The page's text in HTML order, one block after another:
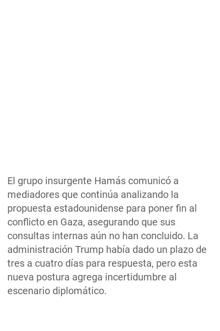
El grupo insurgente Hamás comunicó a
mediadores que continúa analizando la
propuesta estadounidense para poner fin al
conflicto en Gaza, asegurando que sus
consultas internas aún no han concluido. La
administración Trump había dado un plazo de
tres a cuatro días para respuesta, pero esta
nueva postura agrega incertidumbre al
escenario diplomático.